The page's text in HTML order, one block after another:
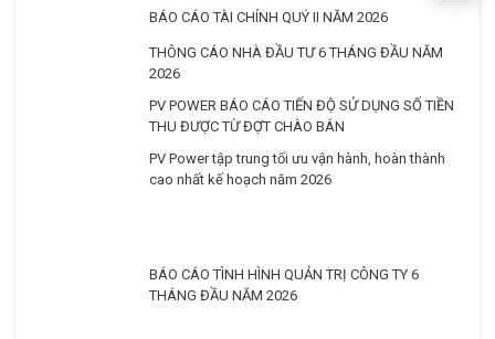
BÁO CÁO TÀI CHÍNH QUÝ II NĂM 2026
THÔNG CÁO NHÀ ĐẦU TƯ 6 THÁNG ĐẦU NĂM
2026
PV POWER BÁO CÁO TIẾN ĐỘ SỬ DỤNG SỐ TIỀN
THU ĐƯỢC TỪ ĐỢT CHÀO BÁN
PV Power tập trung tối ưu vận hành, hoàn thành
cao nhất kế hoạch năm 2026
BÁO CÁO TÌNH HÌNH QUẢN TRỊ CÔNG TY 6
THÁNG ĐẦU NĂM 2026